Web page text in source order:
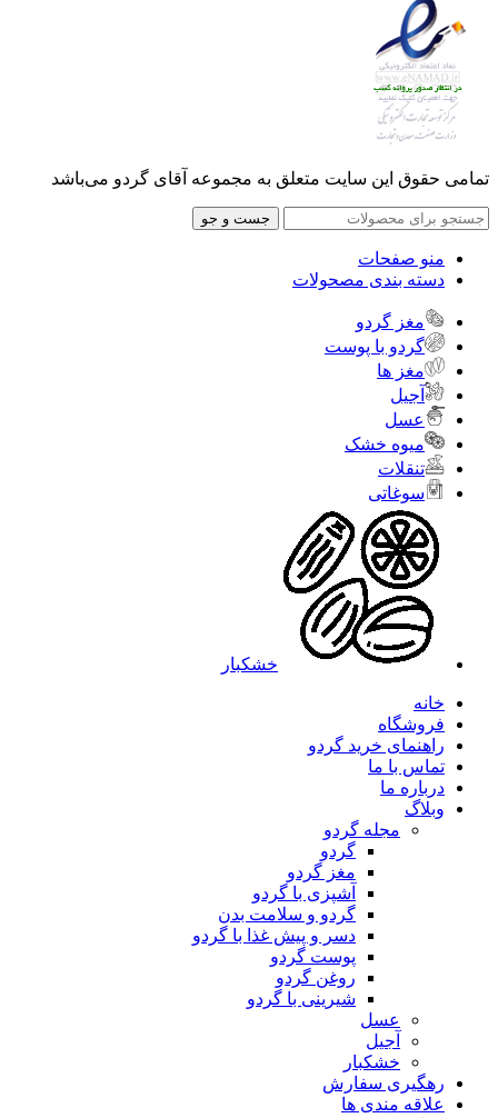
تمامی حقوق این سایت متعلق به مجموعه آقای گردو می‌باشد
جست و جو
منو صفحات
دسته بندی مصحولات
مغز گردو
گردو با پوست
مغز ها
آجیل
عسل
میوه خشک
تنقلات
سوغاتی
خشکبار
خانه
فروشگاه
راهنمای خرید گردو
تماس با ما
درباره ما
وبلاگ
مجله گردو
گردو
مغز گردو
آشپزی با گردو
گردو و سلامت بدن
دسر و پیش غذا با گردو
پوست گردو
روغن گردو
شیرینی با گردو
عسل
آجیل
خشکبار
رهگیری سفارش
علاقه مندی ها